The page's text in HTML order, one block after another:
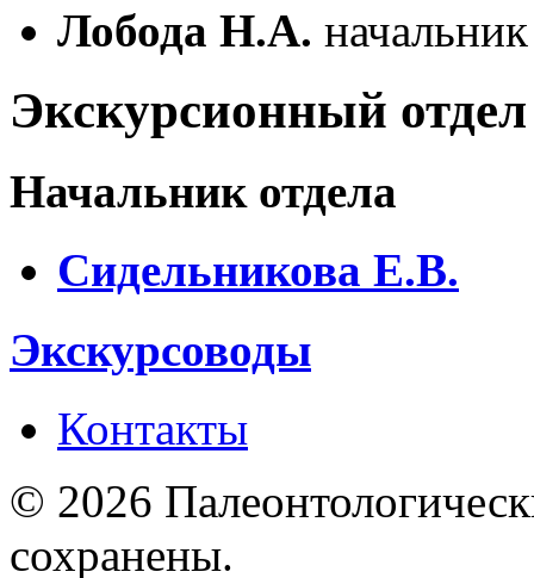
Лобода Н.А.
Экскурсионный отдел
Начальник отдела
Сидельникова Е.В.
Экскурсоводы
Контакты
© 2026
сохранены.